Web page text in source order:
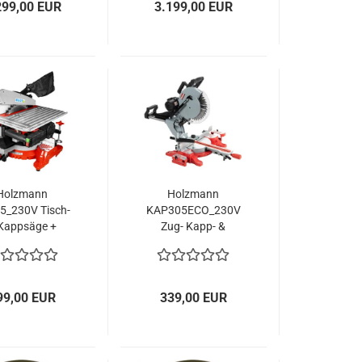
EUR 3.199,00 EUR
Tisch-
+
EUR
Holzmann
KAP305ECO_230V
Zug- Kapp- &
339,00 EUR